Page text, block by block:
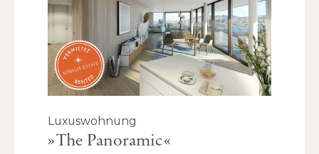
Luxuswohnung
The Panoramic